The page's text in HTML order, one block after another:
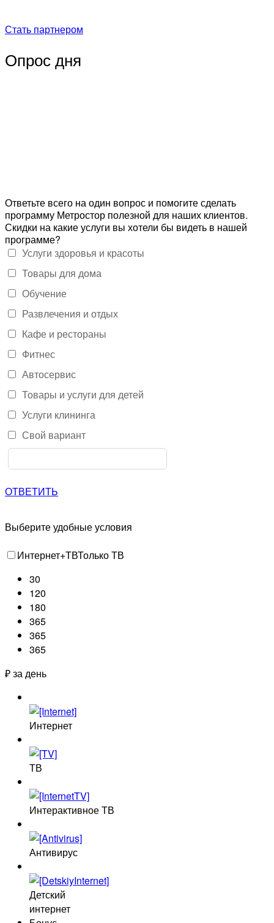
Стать партнером
Опрос дня
Ответьте всего на один вопрос и помогите сделать
программу Метростор полезной для наших клиентов.
Скидки на какие услуги вы хотели бы видеть в нашей
программе?
Услуги здоровья и красоты
Товары для дома
Обучение
Развлечения и отдых
Кафе и рестораны
Фитнес
Автосервис
Товары и услуги для детей
Услуги клининга
Свой вариант
ОТВЕТИТЬ
Выберите удобные условия
Интернет+ТВТолько ТВ
30
120
180
365
365
365
₽ за день
Интернет
ТВ
Интерактивное ТВ
Антивирус
Детский
интернет